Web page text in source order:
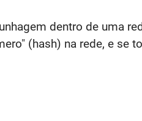
dentro de uma
(hash) na rede, e se